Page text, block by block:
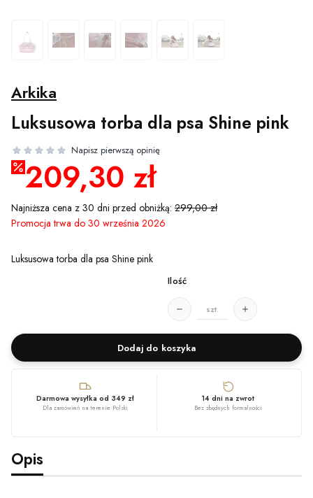
Arkika
Luksusowa torba dla psa Shine pink
209,30 zł
Najniższa cena z 30 dni przed obniżką: 299,00 zł
Promocja trwa do 30 września 2026
Luksusowa torba dla psa Shine pink
Ilość
szt.
Dodaj do koszyka
Darmowa wysyłka od 349 zł
Dla zamówień na terenie Polski
14 dni na zwrot
Bez zbędnych formalności
Opis